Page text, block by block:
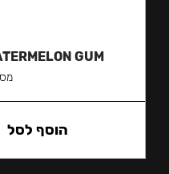
GUM
הוסף לסל